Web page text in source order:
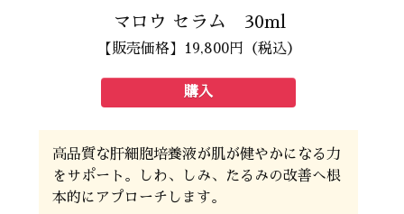
マロウ セラム 30ml
【販売価格】19,800円（税込）
購入
高品質な肝細胞培養液が肌が健やかになる力
をサポート。しわ、しみ、たるみの改善へ根
本的にアプローチします。